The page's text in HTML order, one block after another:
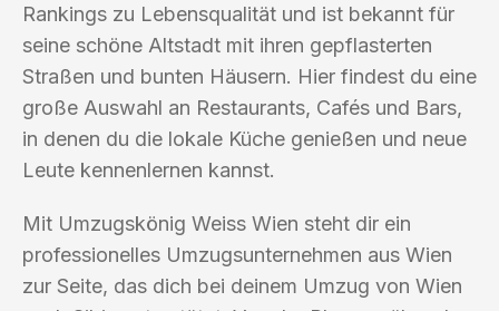
Rankings zu Lebensqualität und ist bekannt für
seine schöne Altstadt mit ihren gepflasterten
Straßen und bunten Häusern. Hier findest du eine
große Auswahl an Restaurants, Cafés und Bars,
in denen du die lokale Küche genießen und neue
Leute kennenlernen kannst.
Mit Umzugskönig Weiss Wien steht dir ein
professionelles Umzugsunternehmen aus Wien
zur Seite, das dich bei deinem Umzug von Wien